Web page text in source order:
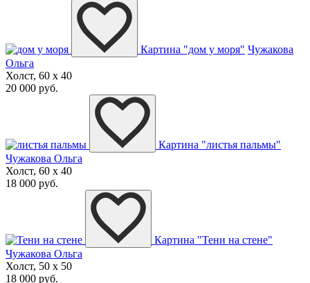
Картина "дом у моря" Чужакова
Ольга
Холст, 60 x 40
20 000 руб.
Картина "листья пальмы"
Чужакова Ольга
Холст, 60 x 40
18 000 руб.
Картина "Тени на стене"
Чужакова Ольга
Холст, 50 x 50
18 000 руб.